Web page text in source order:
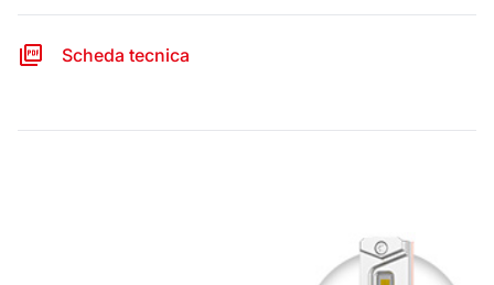
Scheda tecnica